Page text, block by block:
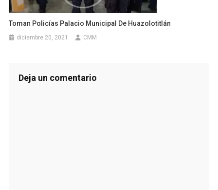
Toman Policías Palacio Municipal De Huazolotitlán
diciembre 20, 2021 CMM
Deja un comentario